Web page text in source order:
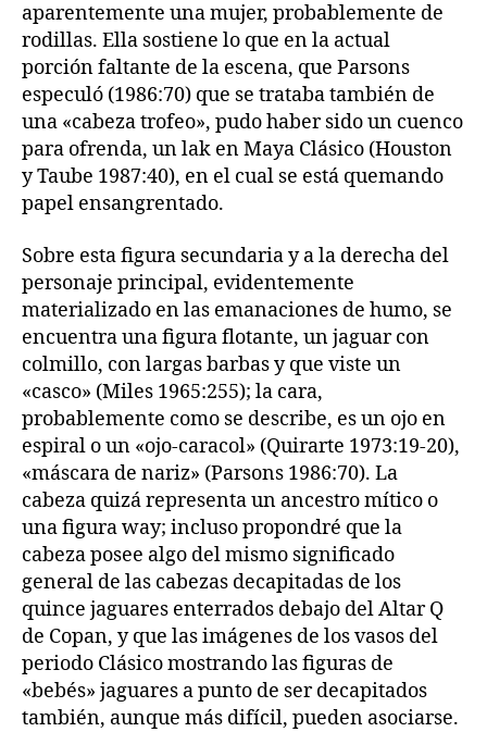
aparentemente una mujer, probablemente de
rodillas. Ella sostiene lo que en la actual
porción faltante de la escena, que Parsons
especuló (1986:70) que se trataba también de
una «cabeza trofeo», pudo haber sido un cuenco
para ofrenda, un lak en Maya Clásico (Houston
y Taube 1987:40), en el cual se está quemando
papel ensangrentado.
Sobre esta figura secundaria y a la derecha del
personaje principal, evidentemente
materializado en las emanaciones de humo, se
encuentra una figura flotante, un jaguar con
colmillo, con largas barbas y que viste un
«casco» (Miles 1965:255); la cara,
probablemente como se describe, es un ojo en
espiral o un «ojo-caracol» (Quirarte 1973:19-20),
«máscara de nariz» (Parsons 1986:70). La
cabeza quizá representa un ancestro mítico o
una figura way; incluso propondré que la
cabeza posee algo del mismo significado
general de las cabezas decapitadas de los
quince jaguares enterrados debajo del Altar Q
de Copan, y que las imágenes de los vasos del
periodo Clásico mostrando las figuras de
«bebés» jaguares a punto de ser decapitados
también, aunque más difícil, pueden asociarse.